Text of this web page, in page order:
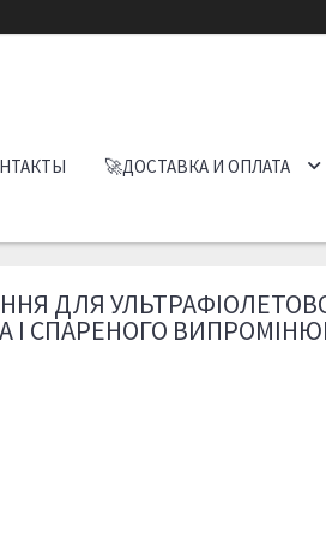
🚀ДОСТАВКА И ОПЛАТА
ДЛЯ
І СПАРЕНОГО